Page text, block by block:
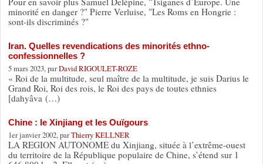
minorité en danger ?" Pierre Verluise, "Les Roms en Hongrie :
sont-ils discriminés ?"
Iran. Quelles revendications des minorités ethno-
confessionnelles ?
5 mars 2023, parDavid RIGOULET-ROZE
« Roi de la multitude, seul maître de la multitude, je suis Darius le
Grand Roi, Roi des rois, le Roi des pays de toutes ethnies
[dahyâva (…)
Chine : le Xinjiang et les Ouïgours
1er janvier 2002, parThierry KELLNER
LA REGION AUTONOME du Xinjiang, située à l’extrême-ouest
du territoire de la République populaire de Chine, s’étend sur 1